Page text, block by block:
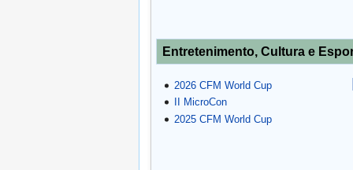
Entretenimento, Cultura e
2026 CFM World Cup
II MicroCon
2025 CFM World Cup